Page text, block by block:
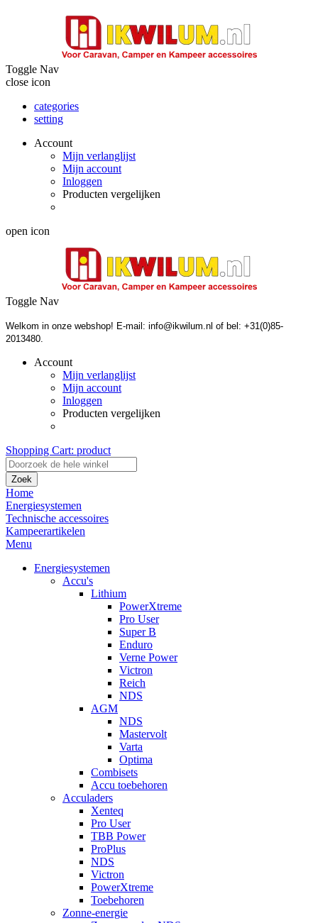
Toggle Nav
close icon
categories
setting
Account
Mijn verlanglijst
Mijn account
Inloggen
Producten vergelijken
open icon
Toggle Nav
Welkom in onze webshop! E-mail: info@ikwilum.nl of bel: +31(0)85-
2013480.
Account
Mijn verlanglijst
Mijn account
Inloggen
Producten vergelijken
Shopping Cart: product
Zoek
Home
Energiesystemen
Technische accessoires
Kampeerartikelen
Menu
Energiesystemen
Accu's
Lithium
PowerXtreme
Pro User
Super B
Enduro
Verne Power
Victron
Reich
NDS
AGM
NDS
Mastervolt
Varta
Optima
Combisets
Accu toebehoren
Acculaders
Xenteq
Pro User
TBB Power
ProPlus
NDS
Victron
PowerXtreme
Toebehoren
Zonne-energie